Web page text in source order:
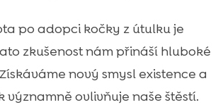
po adopci kočky z útulku je
zkušenost nám přináší hluboké
nový smysl existence a
významně ovlivňuje naše štěstí.